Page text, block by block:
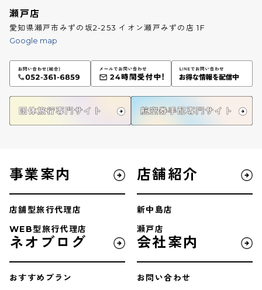
瀬戸店
愛知県瀬戸市みずの坂2-253 イオン瀬戸みずの店 1F
Google map
事業案内
店舗型旅行代理店
WEB型旅行代理店
店舗紹介
新中島店
瀬戸店
ネオブログ
おすすめプラン
会社案内
お問い合わせ